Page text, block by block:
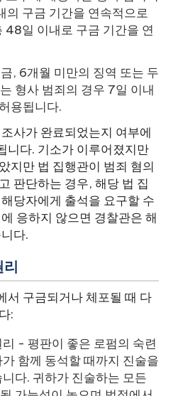
의 구금 기간을 연속적으로
48일 이내로 구금 기간을 연
, 6개월 미만의 징역 또는 두
형사 범죄의 경우 7일 이내
용됩니다.
사가 완료되었는지 여부에
니다. 기소가 이루어졌지만
지만 법 집행관이 범죄 혐의
판단하는 경우, 해당 법 집
당자에게 출석을 요구할 수
응하지 않으면 경찰관은 해
다.
서 구금되거나 체포될 때 다
:
- 평판이 좋은 로펌의 숙련
함께 동석할 때까지 진술을
다. 귀하가 진술하는 모든